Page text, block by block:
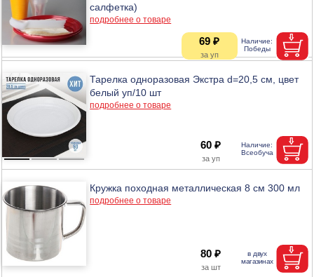
салфетка)
подробнее о товаре
69 ₽
Тарелка одноразовая Экстра d=20,5 см, цвет
белый уп/10 шт
подробнее о товаре
60 ₽
Кружка походная металлическая 8 см 300 мл
подробнее о товаре
80 ₽